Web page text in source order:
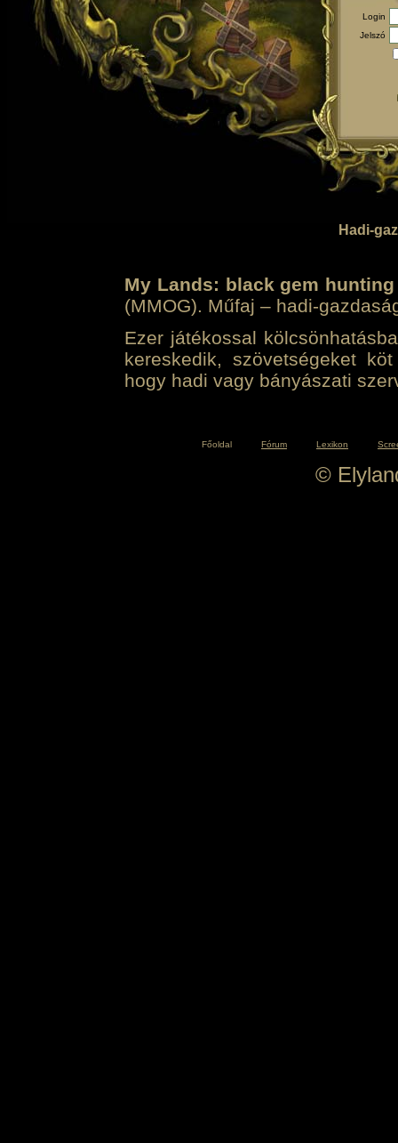
Login
Jelszó
Hadi-
My Lands: black gem hunting
(MMOG). Műfaj – hadi-
Ezer játékossal
kereskedik, szövetségeket
hogy hadi vagy bányászati
Főoldal Fórum Lexikon
©